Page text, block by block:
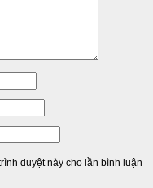
duyệt này cho lần bình luận